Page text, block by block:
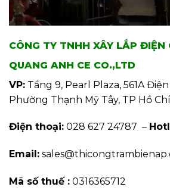
CÔNG TY TNHH XÂY LẮP ĐIỆN
QUANG ANH CE CO.,LTD
VP: Tầng 9, Pearl Plaza, 561A
Phường Thạnh Mỹ Tây, TP Hồ
Điện thoại: 028 627 24787 –
Email:
Mã số thuế : 0316365712